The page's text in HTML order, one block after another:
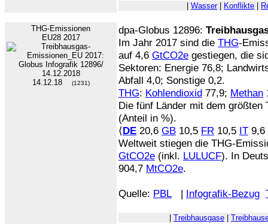
Wasser| Konflikte
THG-Emissionen
EU28 2017
14.12.18 (1231)
dpa-Globus 12896:
Im Jahr 2017 sind die THG-
auf 4,6 GtCO2e gestiegen, die
Sektoren: Energie 76,8;
Abfall 4,0; Sonstige 0,2.
THG: Kohlendioxid 77,9; Methan
Die fünf Länder mit dem
(Anteil in %).
⟨DE 20,6 GB 10,5 FR 10,5 IT 9,6
Weltweit stiegen die THG-
GtCO2e (inkl. LULUCF). In
904,7 MtCO2e.
Quelle: PBL | Infografik-Bezug
Treibhausgase